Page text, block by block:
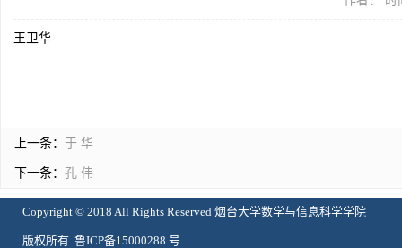
王卫华
上一条： 于 华
下一条： 孔 伟
Copyright © 2018 All Rights Reserved 烟台大学数学与信息科学学院
版权所有 鲁ICP备15000288 号